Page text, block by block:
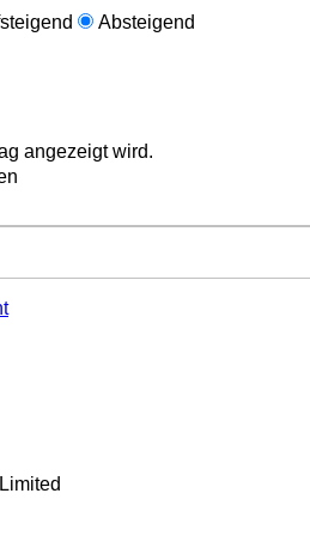
Absteigend
angezeigt wird.